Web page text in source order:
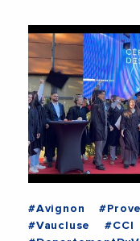
#Avignon
#Vaucluse
#CCI